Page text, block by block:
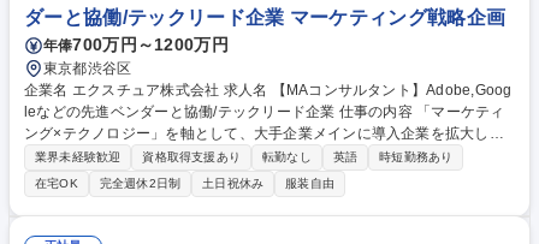
ダーと協働/テックリード企業 マーケティング戦略企画
年俸700万円～1200万円
東京都渋谷区
企業名 エクスチュア株式会社 求人名 【MAコンサルタント】Adobe,Goog
leなどの先進ベンダーと協働/テックリード企業 仕事の内容 「マーケティ
ング×テクノロジー」を軸として、大手企業メインに導入企業を拡大して
いる当社にて、シニアマーケティングコンサルタントとして、データをも
とに顧客企業へコンサルティングを行っていただきます。 【業務詳細】 ■
MAツールのカスタマイズ設定 ■クライアントと実施キャンペーンの合意
形成 ■実施までの開発スケジュールの作成 ■ツールおよびデータパイプラ
業界未経験歓迎 資格取得支援あり 転勤なし 英語
時短勤務あり
在宅OK
完全週休2日制 土日祝休み 服装自由